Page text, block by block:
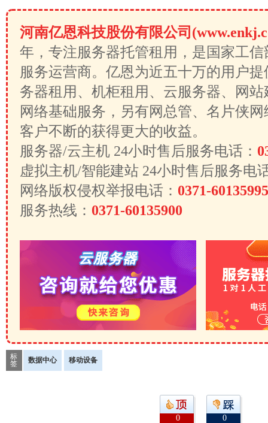
河南亿恩科技股份有限公司
年，专注服务器托管租用，是国家工
服务运营商。亿恩为近五十万的用户
务器租用、机柜租用、云服务器、网
网络基础服务，另有网总管、名片侠
客户不断的获得更大的收益。
服务器/云主机 24小时售后服务电话：
虚拟主机/智能建站 24小时售后服务电
网络版权侵权举报电话： 0371-60135995
服务热线： 0371-60135900
标
签
数据中心 移动设备
0 0